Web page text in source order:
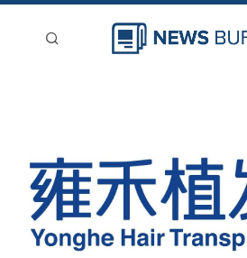
登入
刊登